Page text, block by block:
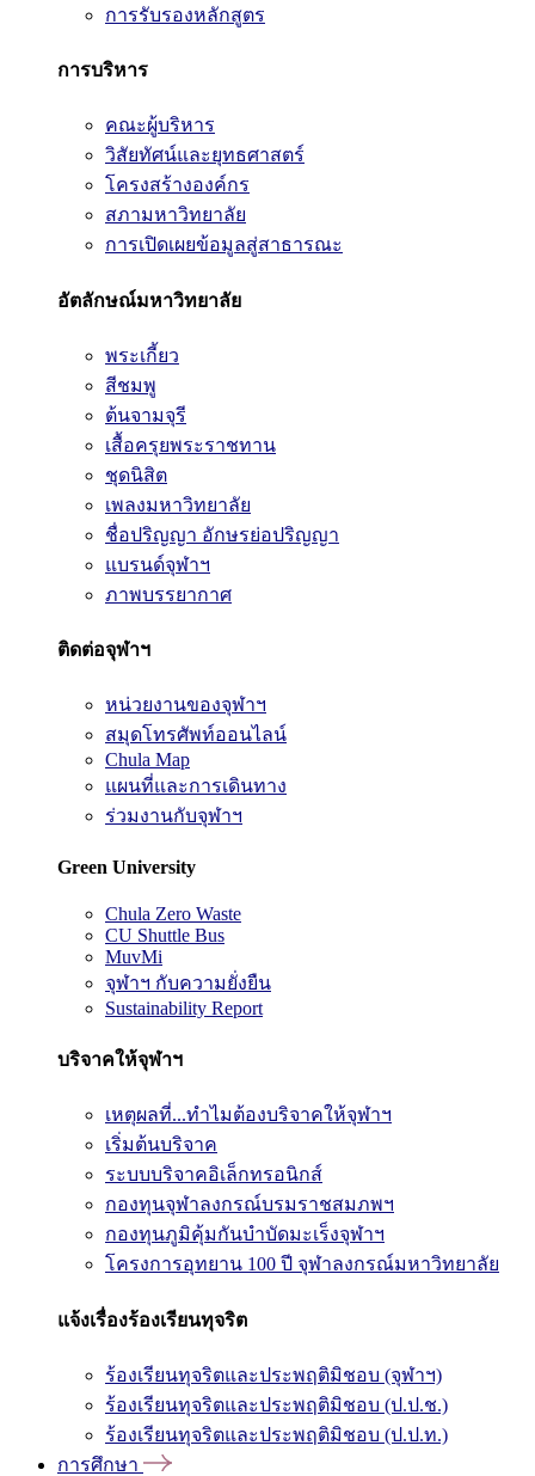
การรับรองหลักสูตร
การบริหาร
คณะผู้บริหาร
วิสัยทัศน์และยุทธศาสตร์
โครงสร้างองค์กร
สภามหาวิทยาลัย
การเปิดเผยข้อมูลสู่สาธารณะ
อัตลักษณ์มหาวิทยาลัย
พระเกี้ยว
สีชมพู
ต้นจามจุรี
เสื้อครุยพระราชทาน
ชุดนิสิต
เพลงมหาวิทยาลัย
ชื่อปริญญา อักษรย่อปริญญา
แบรนด์จุฬาฯ
ภาพบรรยากาศ
ติดต่อจุฬาฯ
หน่วยงานของจุฬาฯ
สมุดโทรศัพท์ออนไลน์
Chula Map
แผนที่และการเดินทาง
ร่วมงานกับจุฬาฯ
Green University
Chula Zero Waste
CU Shuttle Bus
MuvMi
จุฬาฯ กับความยั่งยืน
Sustainability Report
บริจาคให้จุฬาฯ
เหตุผลที่...ทำไมต้องบริจาคให้จุฬาฯ
เริ่มต้นบริจาค
ระบบบริจาคอิเล็กทรอนิกส์
กองทุนจุฬาลงกรณ์บรมราชสมภพฯ
กองทุนภูมิคุ้มกันบำบัดมะเร็งจุฬาฯ
โครงการอุทยาน 100 ปี จุฬาลงกรณ์มหาวิทยาลัย
แจ้งเรื่องร้องเรียนทุจริต
ร้องเรียนทุจริตและประพฤติมิชอบ (จุฬาฯ)
ร้องเรียนทุจริตและประพฤติมิชอบ (ป.ป.ช.)
ร้องเรียนทุจริตและประพฤติมิชอบ (ป.ป.ท.)
การศึกษา